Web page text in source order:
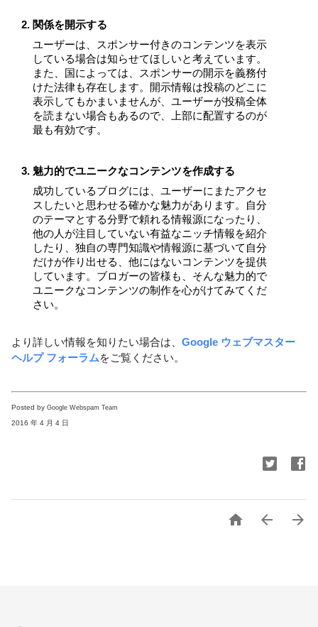
関係を開示する
ユーザーは、スポンサー付きのコンテンツを表示
している場合は知らせてほしいと考えています。
また、国によっては、スポンサーの開示を義務付
けた法律も存在します。開示情報は投稿のどこに
表示してもかまいませんが、ユーザーが投稿全体
を読まない場合もあるので、上部に配置するのが
最も有効です。
魅力的でユニークなコンテンツを作成する
成功しているブログには、ユーザーにまたアクセ
スしたいと思わせる確かな魅力があります。自分
のテーマとする分野で頼れる情報源になったり、
他の人が注目していない有益なニッチ情報を紹介
したり、独自の専門知識や情報源に基づいて自分
だけが作り出せる、他にはないコンテンツを提供
しています。ブロガーの皆様も、そんな魅力的で
ユニークなコンテンツの制作を心がけてみてくだ
さい。
より詳しい情報を知りたい場合は、 Google ウェブマスター
ヘルプ フォーラムをご覧ください。
Posted by Google Webspam Team
2016 年 4 月 4 日
  